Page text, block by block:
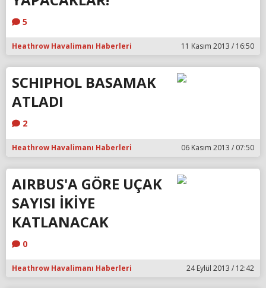
5
Heathrow Havalimanı Haberleri 11 Kasım 2013 / 16:50
SCHIPHOL BASAMAK
ATLADI
2
Heathrow Havalimanı Haberleri 06 Kasım 2013 / 07:50
AIRBUS'A GÖRE UÇAK
SAYISI İKİYE
KATLANACAK
0
Heathrow Havalimanı Haberleri 24 Eylül 2013 / 12:42